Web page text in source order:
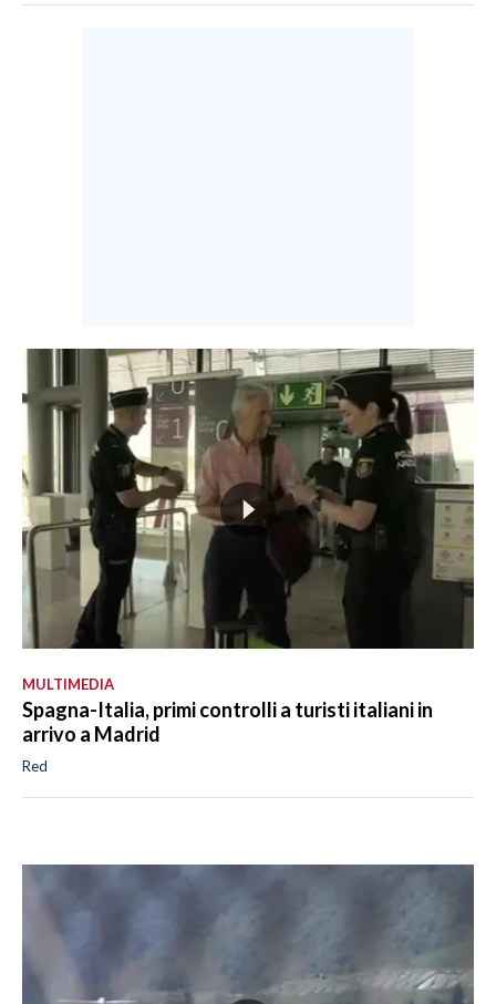
MULTIMEDIA
Spagna-Italia, primi controlli a turisti italiani in
arrivo a Madrid
Red